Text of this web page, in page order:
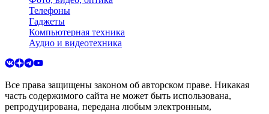
Телефоны
Гаджеты
Компьютерная техника
Аудио и видеотехника
Все права защищены законом об авторском праве. Никакая
часть содержимого сайта не может быть использована,
репродуцирована, передана любым электронным,